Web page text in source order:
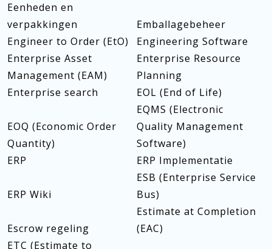
Eenheden en
verpakkingen
Emballagebeheer
Engineer to Order (EtO)
Engineering Software
Enterprise Asset
Management (EAM)
Enterprise Resource
Planning
Enterprise search
EOL (End of Life)
EOQ (Economic Order
Quantity)
EQMS (Electronic
Quality Management
Software)
ERP
ERP Implementatie
ERP Wiki
ESB (Enterprise Service
Bus)
Escrow regeling
Estimate at Completion
(EAC)
ETC (Estimate to